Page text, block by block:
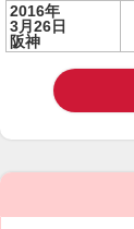
2016年
3月26日
阪神